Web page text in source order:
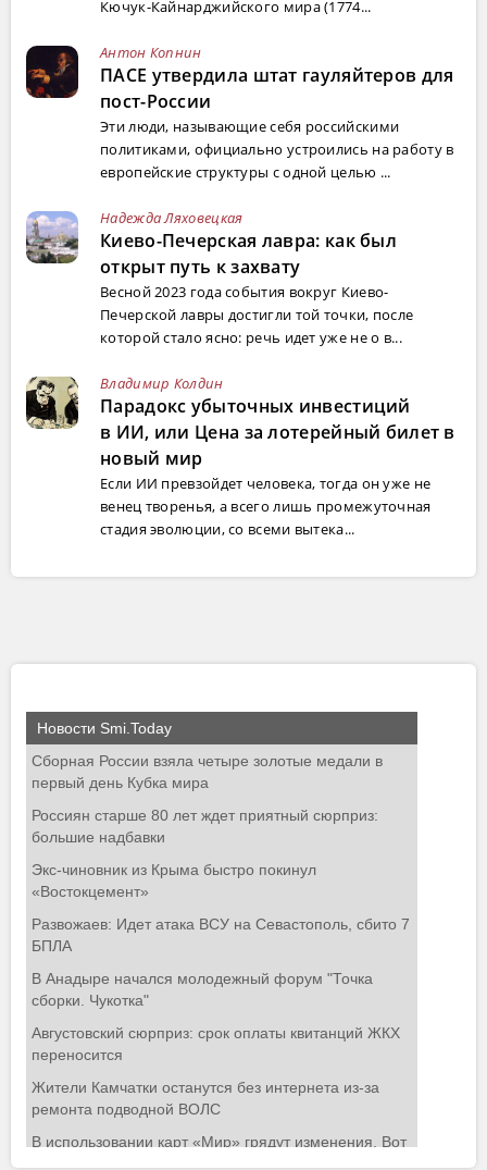
Кючук-Кайнарджийского мира (1774...
Антон Копнин
ПАСЕ утвердила штат гауляйтеров для
пост-России
Эти люди, называющие себя российскими
политиками, официально устроились на работу в
европейские структуры с одной целью ...
Надежда Ляховецкая
Киево-Печерская лавра: как был
открыт путь к захвату
Весной 2023 года события вокруг Киево-
Печерской лавры достигли той точки, после
которой стало ясно: речь идет уже не о в...
Владимир Колдин
Парадокс убыточных инвестиций
в ИИ, или Цена за лотерейный билет в
новый мир
Если ИИ превзойдет человека, тогда он уже не
венец творенья, а всего лишь промежуточная
стадия эволюции, со всеми вытека...